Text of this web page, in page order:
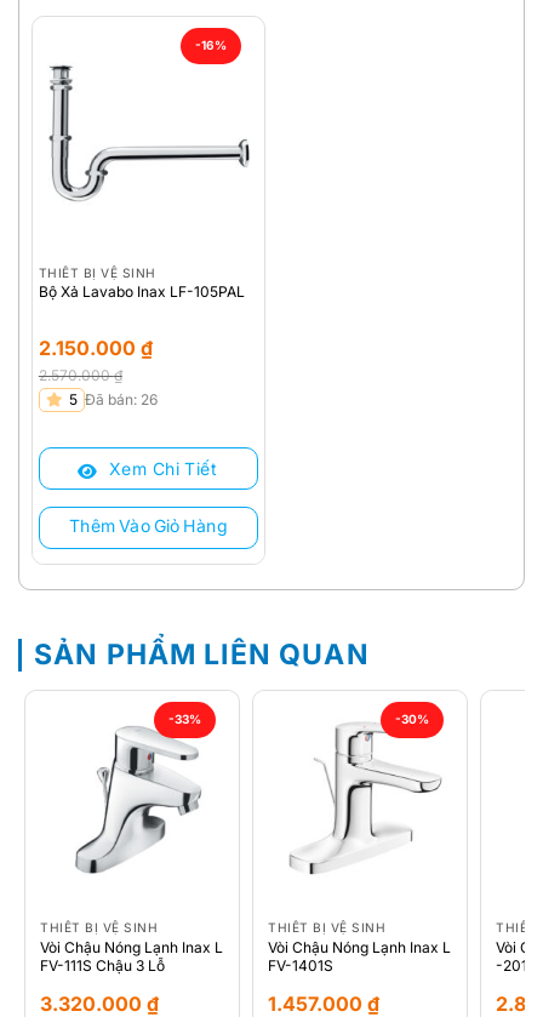
-16%
THIẾT BỊ VỆ SINH
Bộ Xả Lavabo Inax LF-105PAL
2.570.000₫
Giá
là:
2.570.000 ₫.
2.150.000 ₫
Giá
tại
2.150.000 ₫.
5 Đã bán: 26
Xem Chi Tiết
Thêm Vào Giỏ Hàng
SẢN PHẨM LIÊN QUAN
-33%
THIẾT BỊ VỆ SINH
Vòi Chậu Nóng Lạnh Inax L
FV-111S Chậu 3 Lỗ
3.320.000 ₫
-30%
THIẾT BỊ VỆ SINH
Vòi Chậu Nóng Lạnh Inax L
FV-1401S
1.457.000₫
THIẾT
Vòi
-